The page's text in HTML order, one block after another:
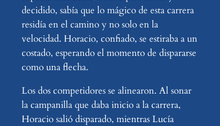
decidido, sabía que lo mágico de esta carrera
residía en el camino y no solo en la
velocidad. Horacio, confiado, se estiraba a un
costado, esperando el momento de dispararse
como una flecha.
Los dos competidores se alinearon. Al sonar
la campanilla que daba inicio a la carrera,
Horacio salió disparado, mientras Lucía